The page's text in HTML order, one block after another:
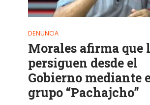
DENUNCIA
Morales afirma que
persiguen desde el
Gobierno mediante
grupo “Pachajcho”